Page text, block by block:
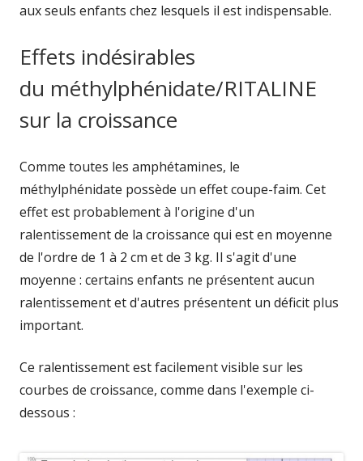
aux seuls enfants chez lesquels il est indispensable.
Effets indésirables
du méthylphénidate/RITALINE
sur la croissance
Comme toutes les amphétamines, le
méthylphénidate possède un effet coupe-faim. Cet
effet est probablement à l'origine d'un
ralentissement de la croissance qui est en moyenne
de l'ordre de 1 à 2 cm et de 3 kg. Il s'agit d'une
moyenne : certains enfants ne présentent aucun
ralentissement et d'autres présentent un déficit plus
important.
Ce ralentissement est facilement visible sur les
courbes de croissance, comme dans l'exemple ci-
dessous :